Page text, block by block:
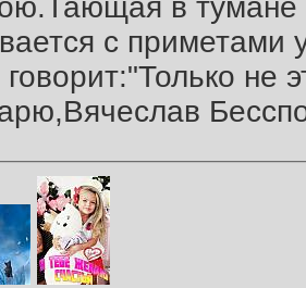
в
с
не